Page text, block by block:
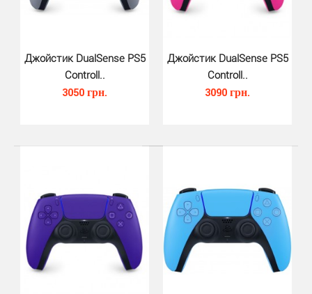
Зарядная станция для джойстиков..
790 грн.
Джойстик DualSense PS5
Controll..
3050 грн.
Джойстик DualSense PS5
Controll..
3090 грн.